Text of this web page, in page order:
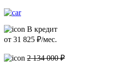
В кредит
от 31 825 ₽/мес.
2 134 000 ₽